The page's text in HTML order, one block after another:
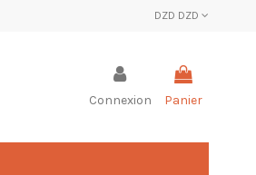
DZD DZD
Connexion Panier